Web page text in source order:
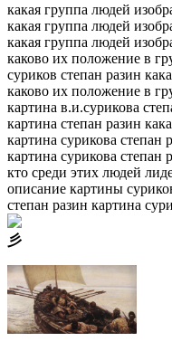
какая группа людей
какая группа людей
какая группа людей
каково их положение в
суриков степан разин
каково их положение в
картина в.и.сурикова
картина степан разин
картина сурикова степан
картина сурикова степан
кто среди этих людей
описание картины
степан разин картина
⼺